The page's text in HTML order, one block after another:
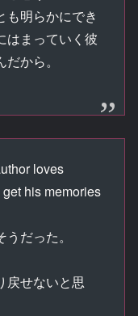
も明らかにでき
はまっていく彼
から。
loves
his memories
だった。
戻せないと思